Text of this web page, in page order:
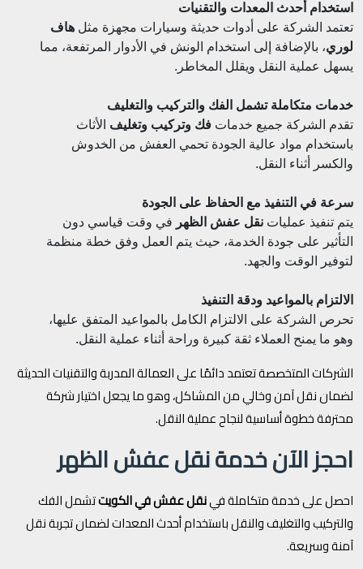
استخدام أحدث المعدات والتقنيات
تعتمد الشركة على أدوات حديثة وسيارات مجهزة مثل هاف
لوري، بالإضافة إلى استخدام الونش في الأدوار المرتفعة، مما
يسهل عملية النقل ويقلل المخاطر.
خدمات متكاملة تشمل الفك والتركيب والتغليف
تقدم الشركة جميع خدمات فك وتركيب وتغليف الأثاث
باستخدام مواد عالية الجودة تحمي العفش من الخدوش
والكسر أثناء النقل.
سرعة في التنفيذ مع الحفاظ على الجودة
يتم تنفيذ عمليات نقل عفش الظهر في وقت قياسي دون
التأثير على جودة الخدمة، حيث يتم العمل وفق خطة منظمة
لتوفير الوقت والجهد.
الالتزام بالمواعيد ودقة التنفيذ
تحرص الشركة على الالتزام الكامل بالمواعيد المتفق عليها،
وهو ما يمنح العملاء ثقة كبيرة وراحة أثناء عملية النقل.
الشركات المتخصصة تعتمد دائمًا على العمالة المدربة والتقنيات الحديثة
لضمان نقل آمن وخالي من المشاكل، وهو ما يجعل اختيار شركة
محترفة خطوة أساسية لنجاح عملية النقل.
احجز الآن خدمة نقل عفش الظهر
احصل على خدمة متكاملة فينقل عفش في الكويتتشمل الفك
والتركيب والتغليف والنقل باستخدام أحدث المعدات لضمان تجربة نقل
آمنة وسريعة.